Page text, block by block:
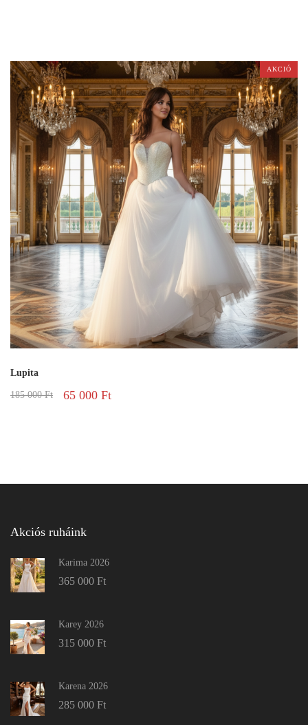
AKCIÓ
Lupita
185 000Ft 65 000 Ft
Akciós ruháink
Karima 2026
365 000 Ft
Karey 2026
315 000 Ft
Karena 2026
285 000 Ft